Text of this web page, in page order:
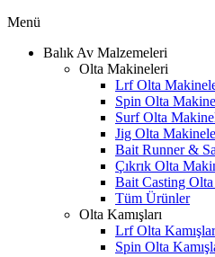
Menü
Balık Av Malzemeleri
Olta Makineleri
Lrf Olta
Spin Olta
Surf Olta
Jig Olta
Bait Runner &
Çıkrık Olta
Bait Casting
Tüm Ürünler
Olta Kamışları
Lrf Olta
Spin Olta